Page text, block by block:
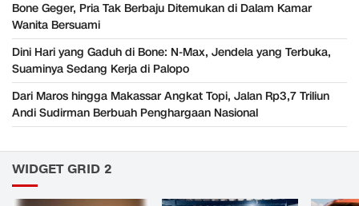
Bone Geger, Pria Tak Berbaju Ditemukan di Dalam Kamar
Wanita Bersuami
Dini Hari yang Gaduh di Bone: N-Max, Jendela yang Terbuka,
Suaminya Sedang Kerja di Palopo
Dari Maros hingga Makassar Angkat Topi, Jalan Rp3,7 Triliun
Andi Sudirman Berbuah Penghargaan Nasional
WIDGET GRID 2